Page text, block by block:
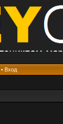
• Вход